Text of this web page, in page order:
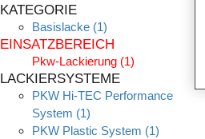
KATEGORIE
Basislacke (1)
EINSATZBEREICH
Pkw-Lackierung (1)
LACKIERSYSTEME
PKW Hi-TEC Performance
System (1)
PKW Plastic System (1)